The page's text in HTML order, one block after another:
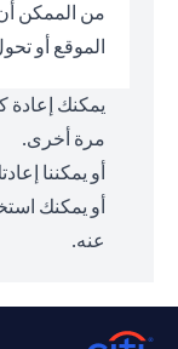
من الممكن
الموقع أو
مرة أخرى.
أو يمكننا
أو يمكنك
عنه.